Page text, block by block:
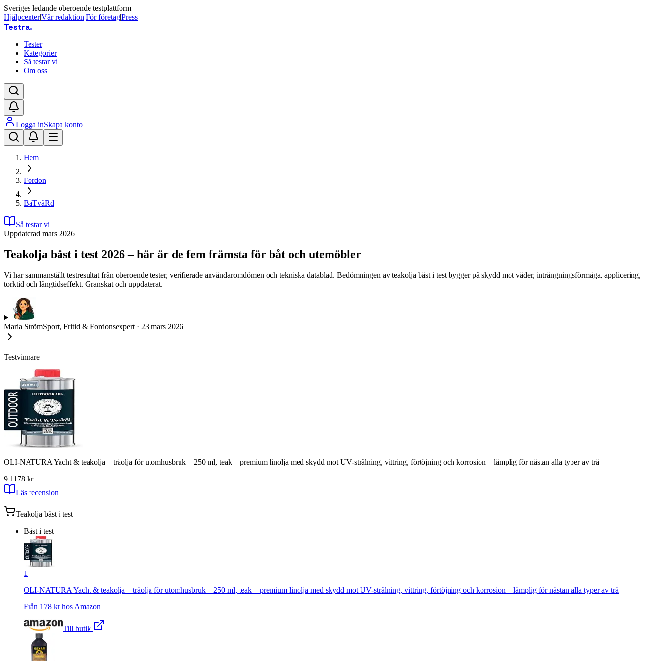
Sveriges ledande oberoende testplattform
Hjälpcenter|Vår redaktion|För företag|Press
Testra.
Tester
Kategorier
Så testar vi
Om oss
Logga inSkapa konto
Hem
Fordon
BåTvåRd
Så testar vi
Uppdaterad mars 2026
Teakolja bäst i test 2026 – här är de fem främsta för båt och utemöbler
Vi har sammanställt testresultat från oberoende tester, verifierade användaromdömen och tekniska datablad. Bedömningen av teakolja bäst i test bygger på skydd mot väder, inträngningsförmåga, applicering,
torktid och långtidseffekt. Granskat och uppdaterat.
Maria StrömSport, Fritid & Fordonsexpert · 23 mars 2026
Testvinnare
OLI-NATURA Yacht & teakolja – träolja för utomhusbruk – 250 ml, teak – premium linolja med skydd mot UV-strålning, vittring, förtöjning och korrosion – lämplig för nästan alla typer av trä
9.1178 kr
Läs recension
Teakolja bäst i test
Bäst i test
1
OLI-NATURA Yacht & teakolja – träolja för utomhusbruk – 250 ml, teak – premium linolja med skydd mot UV-strålning, vittring, förtöjning och korrosion – lämplig för nästan alla typer av trä
Från 178 kr hos Amazon
Till butik